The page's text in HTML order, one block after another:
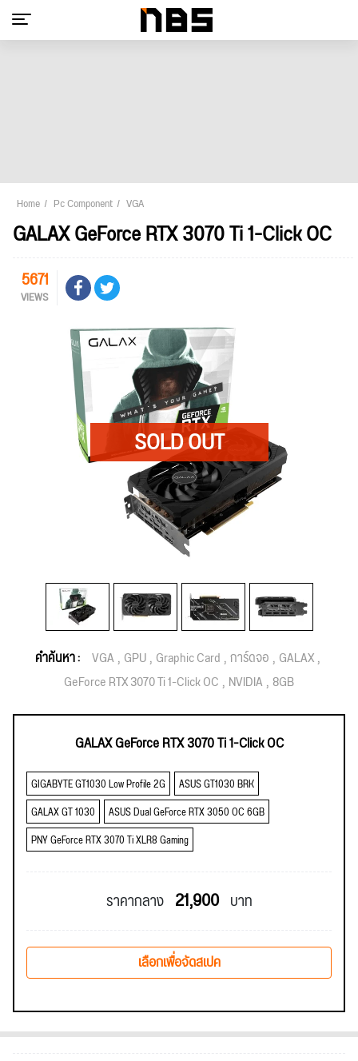
Home Pc Component VGA
GALAX GeForce RTX 3070 Ti 1-Click OC
5671
VIEWS
คำค้นหา : VGA GPU Graphic Card การ์ดจอ GALAX
GeForce RTX 3070 Ti 1-Click OC NVIDIA 8GB
GALAX GeForce RTX 3070 Ti 1-Click OC
GIGABYTE GT1030 Low Profile 2G
ASUS GT1030 BRK
GALAX GT 1030
ASUS Dual GeForce RTX 3050 OC 6GB
PNY GeForce RTX 3070 Ti XLR8 Gaming
ราคากลาง 21,900 บาท
เลือกเพื่อจัดสเปค